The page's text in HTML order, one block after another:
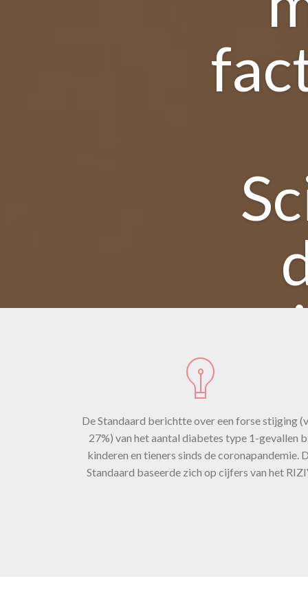
De Standaard berichtte over een forse stijging
27%) van het aantal diabetes type 1-gevallen
kinderen en tieners sinds de coronapandemie.
Standaard baseerde zich op cijfers van het